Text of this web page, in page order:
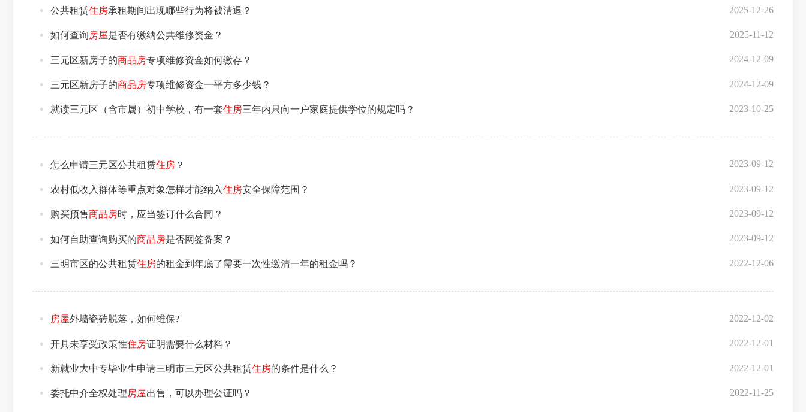
2025-12-26
公共租赁住房承租期间出现哪些行为将被清退？
2025-11-12
如何查询房屋是否有缴纳公共维修资金？
2024-12-09
三元区新房子的商品房专项维修资金如何缴存？
2024-12-09
三元区新房子的商品房专项维修资金一平方多少钱？
2023-10-25
就读三元区（含市属）初中学校，有一套住房三年内只向一户家庭提供学位的规定吗？
2023-09-12
怎么申请三元区公共租赁住房 ？
2023-09-12
农村低收入群体等重点对象怎样才能纳入住房安全保障范围？
2023-09-12
购买预售商品房时，应当签订什么合同？
2023-09-12
如何自助查询购买的商品房是否网签备案？
2022-12-06
三明市区的公共租赁住房的租金到年底了需要一次性缴清一年的租金吗？
2022-12-02
房屋外墙瓷砖脱落，如何维保?
2022-12-01
开具未享受政策性住房证明需要什么材料？
2022-12-01
新就业大中专毕业生申请三明市三元区公共租赁住房的条件是什么？
2022-11-25
委托中介全权处理房屋出售，可以办理公证吗？